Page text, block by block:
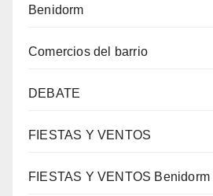
Benidorm
Comercios del barrio
DEBATE
FIESTAS Y VENTOS
FIESTAS Y VENTOS Benidorm